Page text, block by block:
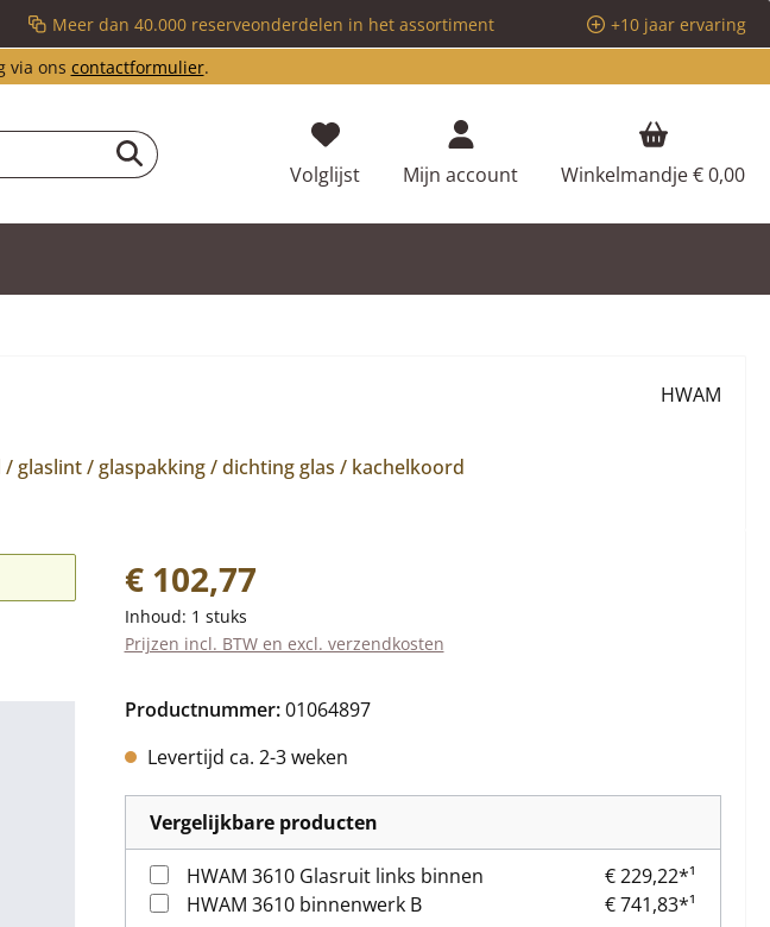
Meer dan 40.000 reserveonderdelen in het assortiment
+10 jaar ervaring
via ons contactformulier.
VolglijstJe hebt 0 items op je verlanglijstje
Mijn account Winkelmandje€ 0,00
/ glaspakking / dichting glas / kachelkoord
HWAM
Normale prijs:
€ 102,77
Inhoud: 1 stuks
Prijzen incl. BTW en excl. verzendkosten
Productnummer:01064897
Levertijd ca. 2-3 weken
Vergelijkbare producten
HWAM 3610 Glasruit links binnen
€ 229,22*¹
HWAM 3610 binnenwerk B
€ 741,83*¹